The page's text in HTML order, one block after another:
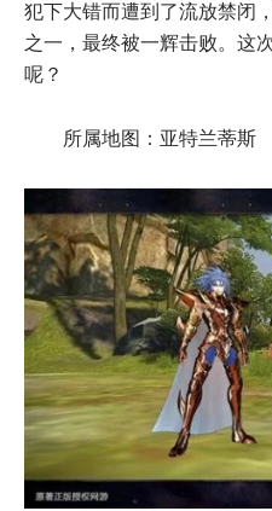
犯下大错而遭到了流放禁闭
之一，最终被一辉击败。这
呢？
所属地图：亚特兰蒂斯